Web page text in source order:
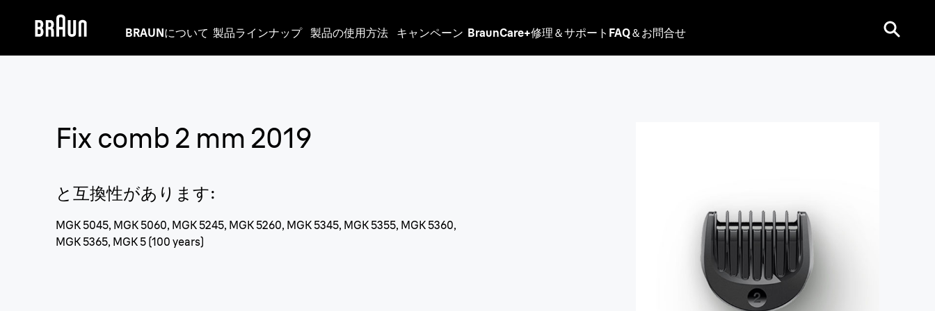
BRAUNについて 製品ラインナップ 製品の使用方法 キャンペーン BraunCare+修理＆サポート FAQ＆お問合せ
Fix comb 2 mm 2019
と互換性があります:
MGK 5045, MGK 5060, MGK 5245, MGK 5260, MGK 5345, MGK 5355, MGK 5360,
MGK 5365, MGK 5 (100 years)